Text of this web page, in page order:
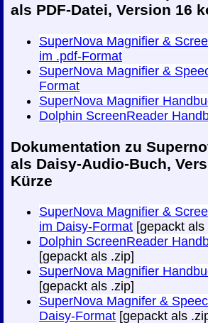
als PDF-Datei, Version 16
SuperNova Magnifier &
im .pdf-Format
SuperNova Magnifier &
Format
SuperNova Magnifier
Dolphin ScreenReader
Dokumentation zu
als Daisy-Audio-Buch,
Kürze
SuperNova Magnifier &
im Daisy-Format [gepackt als
Dolphin ScreenReader
[gepackt als .zip]
SuperNova Magnifier
[gepackt als .zip]
SuperNova Magnifer &
Daisy-Format [gepackt als